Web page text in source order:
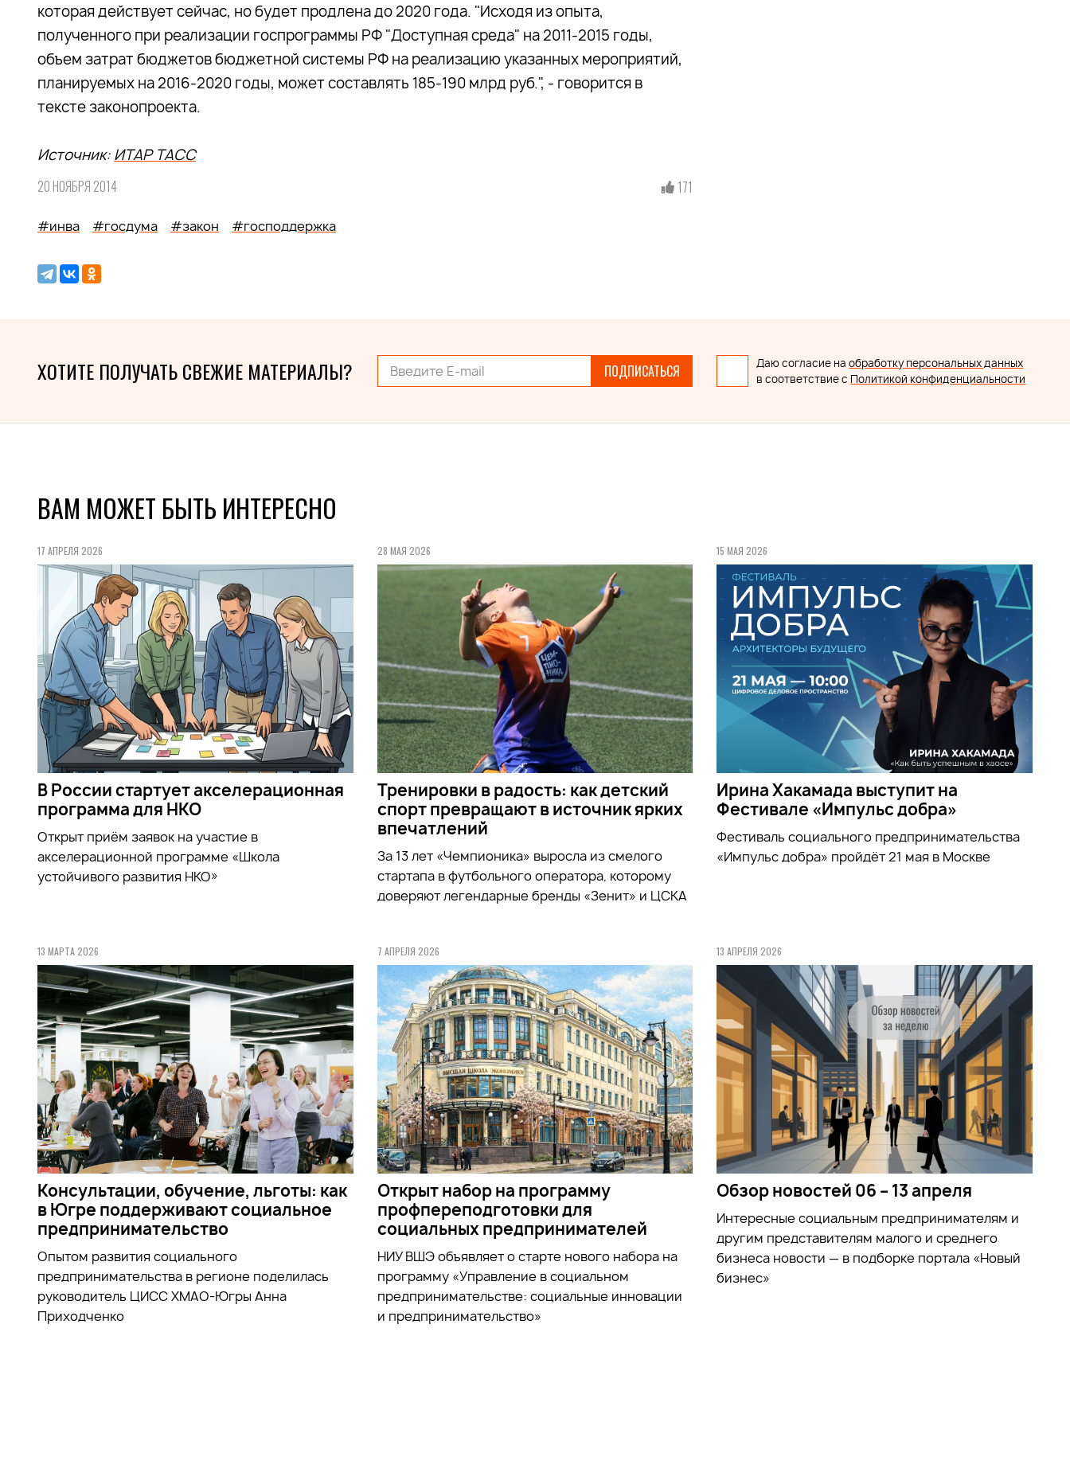
которая действует сейчас, но будет продлена до 2020 года. "Исходя из опыта,
полученного при реализации госпрограммы РФ "Доступная среда" на 2011-2015 годы,
объем затрат бюджетов бюджетной системы РФ на реализацию указанных мероприятий,
планируемых на 2016-2020 годы, может составлять 185-190 млрд руб.", - говорится в
тексте законопроекта.
Источник: ИТАР ТАСС
20 НОЯБРЯ 2014 171
#инва #госдума #закон #господдержка
ХОТИТЕ ПОЛУЧАТЬ СВЕЖИЕ МАТЕРИАЛЫ? ПОДПИСАТЬСЯ Даю согласие наобработку персональных данных
в соответствие с Политикой конфиденциальности
ВАМ МОЖЕТ БЫТЬ ИНТЕРЕСНО
17 АПРЕЛЯ 2026
В России стартует акселерационная
программа для НКО
Открыт приём заявок на участие в
акселерационной программе «Школа
устойчивого развития НКО»
28 МАЯ 2026
Тренировки в радость: как детский
спорт превращают в источник ярких
впечатлений
За 13 лет «Чемпионика» выросла из смелого
стартапа в футбольного оператора, которому
доверяют легендарные бренды «Зенит» и ЦСКА
15 МАЯ 2026
Ирина Хакамада выступит на
Фестивале «Импульс добра»
Фестиваль социального предпринимательства
«Импульс добра» пройдёт 21 мая в Москве
13 МАРТА 2026
Консультации, обучение, льготы: как
в Югре поддерживают социальное
предпринимательство
Опытом развития социального
предпринимательства в регионе поделилась
руководитель ЦИСС ХМАО-Югры Анна
Приходченко
7 АПРЕЛЯ 2026
Открыт набор на программу
профпереподготовки для
социальных предпринимателей
НИУ ВШЭ объявляет о старте нового набора на
программу «Управление в социальном
предпринимательстве: социальные инновации
и предпринимательство»
13 АПРЕЛЯ 2026
Обзор новостей 06 – 13 апреля
Интересные социальным предпринимателям и
другим представителям малого и среднего
бизнеса новости — в подборке портала «Новый
бизнес»